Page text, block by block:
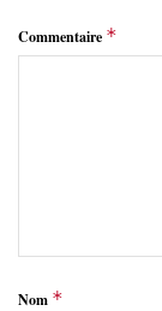
Commentaire *
Nom *